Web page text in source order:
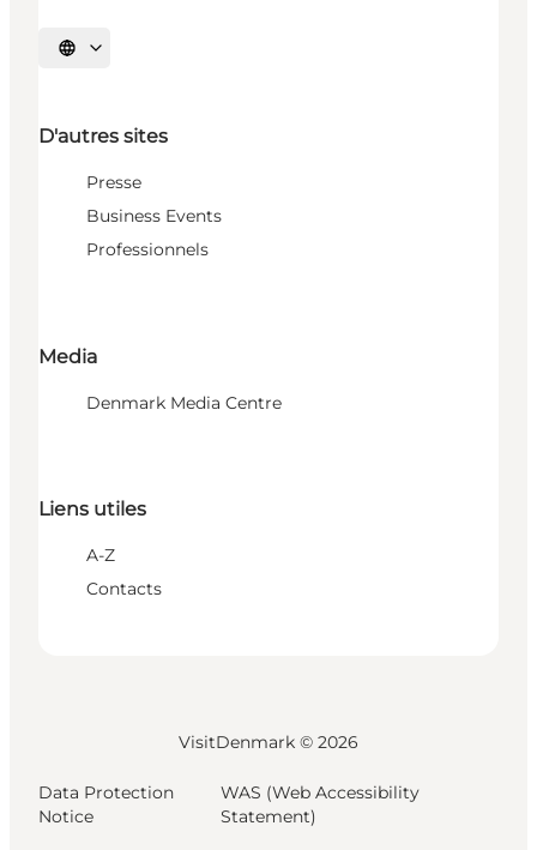
Choisissez la langue
D'autres sites
Presse
Business Events
Professionnels
Media
Denmark Media Centre
Liens utiles
A-Z
Contacts
VisitDenmark © 2026
Data Protection
Notice
WAS (Web Accessibility
Statement)